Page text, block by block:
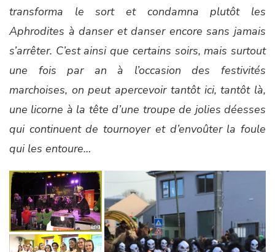
transforma le sort et condamna plutôt les
Aphrodites à danser et danser encore sans jamais
s’arrêter. C’est ainsi que certains soirs, mais surtout
une fois par an à l’occasion des festivités
marchoises, on peut apercevoir tantôt ici, tantôt là,
une licorne à la tête d’une troupe de jolies déesses
qui continuent de tournoyer et d’envoûter la foule
qui les entoure…